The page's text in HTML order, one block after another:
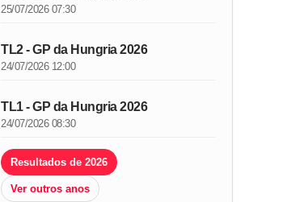
25/07/2026 07:30
TL2 - GP da Hungria 2026
24/07/2026 12:00
TL1 - GP da Hungria 2026
24/07/2026 08:30
Resultados de 2026
Ver outros anos